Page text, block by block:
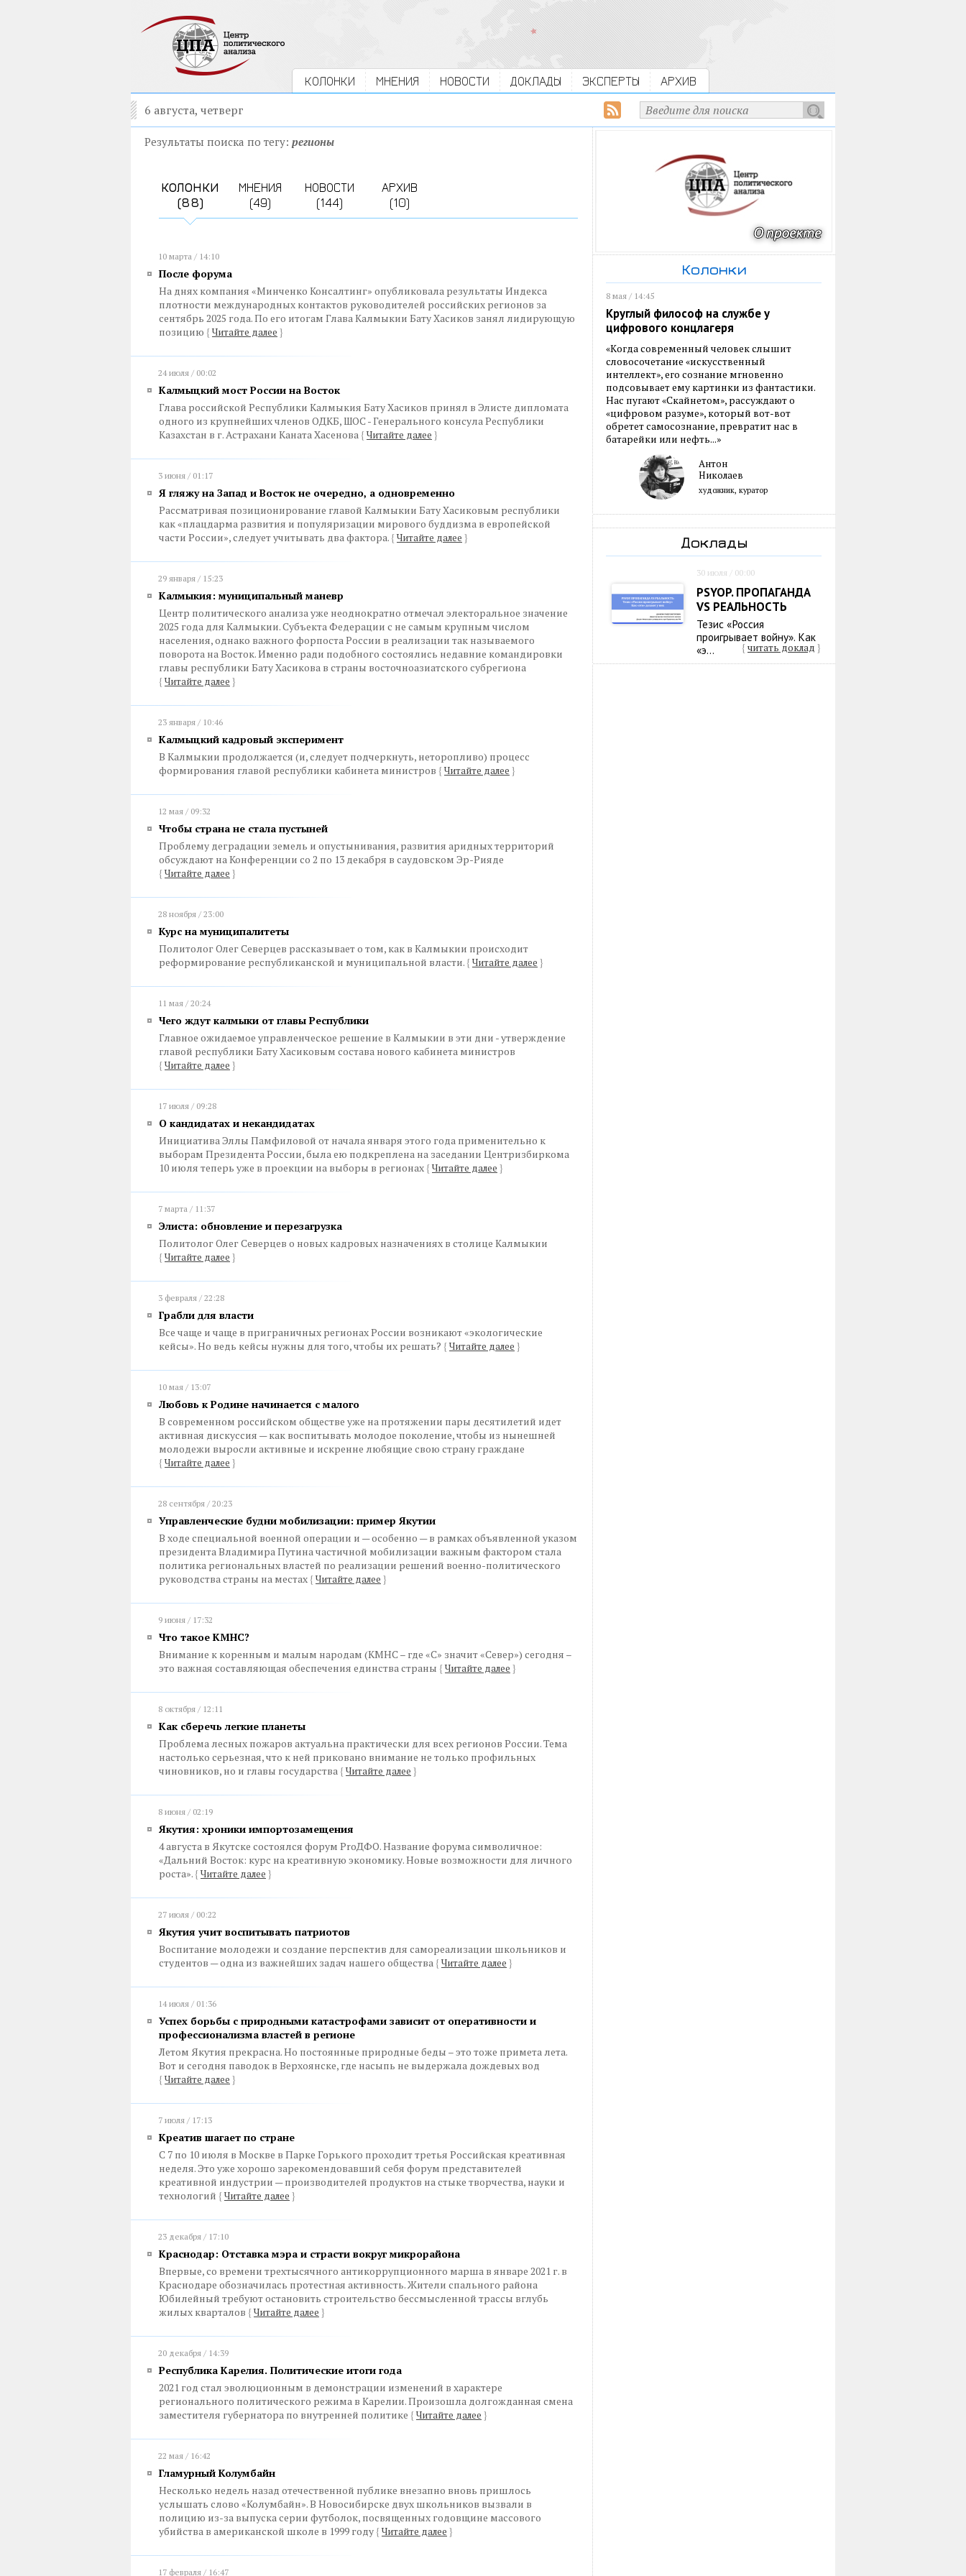
КОЛОНКИ МНЕНИЯ НОВОСТИ ДОКЛАДЫ ЭКСПЕРТЫ АРХИВ
6 августа, четверг
Результаты поиска по тегу: регионы
КОЛОНКИ
(88)
МНЕНИЯ
(49)
НОВОСТИ
(144)
АРХИВ
(10)
10 марта / 14:10
После форума
На днях компания «Минченко Консалтинг» опубликовала результаты Индекса
плотности международных контактов руководителей российских регионов за
сентябрь 2025 года. По его итогам Глава Калмыкии Бату Хасиков занял лидирующую
позицию { Читайте далее }
24 июля / 00:02
Калмыцкий мост России на Восток
Глава российской Республики Калмыкия Бату Хасиков принял в Элисте дипломата
одного из крупнейших членов ОДКБ, ШОС - Генерального консула Республики
Казахстан в г. Астрахани Каната Хасенова { Читайте далее }
3 июня / 01:17
Я гляжу на Запад и Восток не очередно, а одновременно
Рассматривая позиционирование главой Калмыкии Бату Хасиковым республики
как «плацдарма развития и популяризации мирового буддизма в европейской
части России», следует учитывать два фактора. { Читайте далее }
29 января / 15:23
Калмыкия: муниципальный маневр
Центр политического анализа уже неоднократно отмечал электоральное значение
2025 года для Калмыкии. Субъекта Федерации с не самым крупным числом
населения, однако важного форпоста России в реализации так называемого
поворота на Восток. Именно ради подобного состоялись недавние командировки
главы республики Бату Хасикова в страны восточноазиатского субрегиона
{ Читайте далее }
23 января / 10:46
Калмыцкий кадровый эксперимент
В Калмыкии продолжается (и, следует подчеркнуть, неторопливо) процесс
формирования главой республики кабинета министров { Читайте далее }
12 мая / 09:32
Чтобы страна не стала пустыней
Проблему деградации земель и опустынивания, развития аридных территорий
обсуждают на Конференции со 2 по 13 декабря в саудовском Эр-Рияде
{ Читайте далее }
28 ноября / 23:00
Курс на муниципалитеты
Политолог Олег Северцев рассказывает о том, как в Калмыкии происходит
реформирование республиканской и муниципальной власти. { Читайте далее }
11 мая / 20:24
Чего ждут калмыки от главы Республики
Главное ожидаемое управленческое решение в Калмыкии в эти дни - утверждение
главой республики Бату Хасиковым состава нового кабинета министров
{ Читайте далее }
17 июля / 09:28
О кандидатах и некандидатах
Инициатива Эллы Памфиловой от начала января этого года применительно к
выборам Президента России, была ею подкреплена на заседании Центризбиркома
10 июля теперь уже в проекции на выборы в регионах { Читайте далее }
7 марта / 11:37
Элиста: обновление и перезагрузка
Политолог Олег Северцев о новых кадровых назначениях в столице Калмыкии
{ Читайте далее }
3 февраля / 22:28
Грабли для власти
Все чаще и чаще в приграничных регионах России возникают «экологические
кейсы». Но ведь кейсы нужны для того, чтобы их решать? { Читайте далее }
10 мая / 13:07
Любовь к Родине начинается с малого
В современном российском обществе уже на протяжении пары десятилетий идет
активная дискуссия — как воспитывать молодое поколение, чтобы из нынешней
молодежи выросли активные и искренне любящие свою страну граждане
{ Читайте далее }
28 сентября / 20:23
Управленческие будни мобилизации: пример Якутии
В ходе специальной военной операции и — особенно — в рамках объявленной указом
президента Владимира Путина частичной мобилизации важным фактором стала
политика региональных властей по реализации решений военно-политического
руководства страны на местах { Читайте далее }
9 июня / 17:32
Что такое КМНС?
Внимание к коренным и малым народам (КМНС – где «С» значит «Север») сегодня –
это важная составляющая обеспечения единства страны { Читайте далее }
8 октября / 12:11
Как сберечь легкие планеты
Проблема лесных пожаров актуальна практически для всех регионов России. Тема
настолько серьезная, что к ней приковано внимание не только профильных
чиновников, но и главы государства { Читайте далее }
8 июня / 02:19
Якутия: хроники импортозамещения
4 августа в Якутске состоялся форум ProДФО. Название форума символичное:
«Дальний Восток: курс на креативную экономику. Новые возможности для личного
роста». { Читайте далее }
27 июля / 00:22
Якутия учит воспитывать патриотов
Воспитание молодежи и создание перспектив для самореализации школьников и
студентов — одна из важнейших задач нашего общества { Читайте далее }
14 июля / 01:36
Успех борьбы с природными катастрофами зависит от оперативности и
профессионализма властей в регионе
Летом Якутия прекрасна. Но постоянные природные беды – это тоже примета лета.
Вот и сегодня паводок в Верхоянске, где насыпь не выдержала дождевых вод
{ Читайте далее }
7 июля / 17:13
Креатив шагает по стране
С 7 по 10 июля в Москве в Парке Горького проходит третья Российская креативная
неделя. Это уже хорошо зарекомендовавший себя форум представителей
креативной индустрии — производителей продуктов на стыке творчества, науки и
технологий { Читайте далее }
23 декабря / 17:10
Краснодар: Отставка мэра и страсти вокруг микрорайона
Впервые, со времени трехтысячного антикоррупционного марша в январе 2021 г. в
Краснодаре обозначилась протестная активность. Жители спального района
Юбилейный требуют остановить строительство бессмысленной трассы вглубь
жилых кварталов { Читайте далее }
20 декабря / 14:39
Республика Карелия. Политические итоги года
2021 год стал эволюционным в демонстрации изменений в характере
регионального политического режима в Карелии. Произошла долгожданная смена
заместителя губернатора по внутренней политике { Читайте далее }
22 мая / 16:42
Гламурный Колумбайн
Несколько недель назад отечественной публике внезапно вновь пришлось
услышать слово «Колумбайн». В Новосибирске двух школьников вызвали в
полицию из-за выпуска серии футболок, посвященных годовщине массового
убийства в американской школе в 1999 году { Читайте далее }
17 февраля / 16:47
Колонки
8 мая / 14:45
Круглый философ на службе у
цифрового концлагеря
«Когда современный человек слышит
словосочетание «искусственный
интеллект», его сознание мгновенно
подсовывает ему картинки из фантастики.
Нас пугают «Скайнетом», рассуждают о
«цифровом разуме», который вот-вот
обретет самосознание, превратит нас в
батарейки или нефть...»
Антон
Николаев
художник, куратор
Доклады
30 июля / 00:00
PSYOP. ПРОПАГАНДА
VS РЕАЛЬНОСТЬ
Тезис «Россия
проигрывает войну». Как
«э...
{ читать доклад }